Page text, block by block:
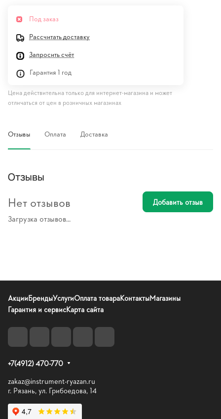
Под заказ
Рассчитать доставку
Запросить счёт
Гарантия 1 год
Цена действительна только для интернет-магазина и может
отличаться от цен в розничных магазинах
Отзывы Оплата Доставка
Отзывы
Загрузка отзывов...
Нет отзывов Добавить отзыв
АкцииБрендыУслугиОплата товараКонтактыМагазины
Гарантия и сервисКарта сайта
+7(4912) 470-770
zakaz@instrument-ryazan.ru
г. Рязань, ул. Грибоедова, 14